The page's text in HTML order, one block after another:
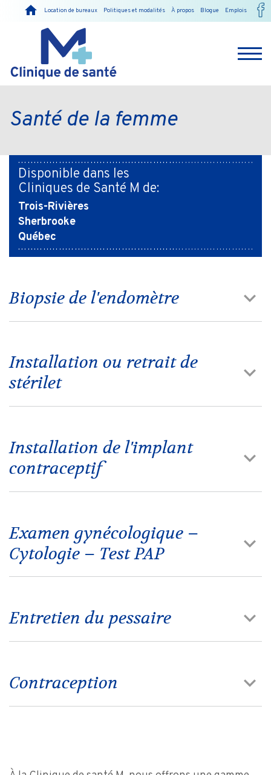
Location de bureaux Politiques et modalités À propos Blogue Emplois
Santé de la femme
Disponible dans les
Cliniques de Santé M de:
Trois-Rivières
Sherbrooke
Québec
Biopsie de l'endomètre
Installation ou retrait de
stérilet
Installation de l'implant
contraceptif
Examen gynécologique –
Cytologie – Test PAP
Entretien du pessaire
Contraception